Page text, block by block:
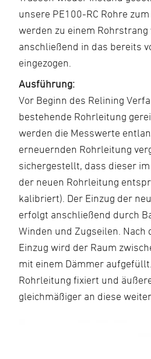
unsere PE100-RC Rohre
werden zu einem
anschließend in das bereits
eingezogen.
Ausführung:
Vor Beginn des Relining
bestehende Rohrleitung
werden die Messwerte
erneuernden Rohrleitung
sichergestellt, dass dieser
der neuen Rohrleitung
kalibriert). Der Einzug der
erfolgt anschließend durch
Winden und Zugseilen. Nach
Einzug wird der Raum
mit einem Dämmer
Rohrleitung fixiert und
gleichmäßiger an diese